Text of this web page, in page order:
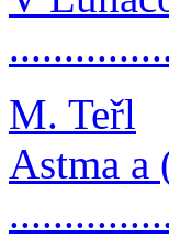
M. Teřl
Astma a